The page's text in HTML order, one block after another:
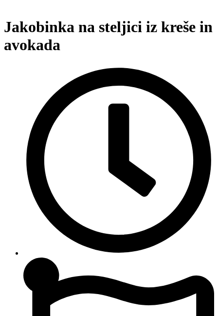
Jakobinka na steljici iz kreše in
avokada